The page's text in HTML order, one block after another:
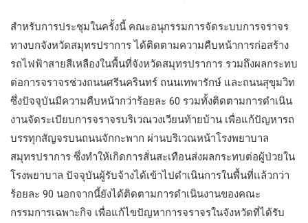
สำหรับการประชุมในครั้งนี้ คณะอนุกรรมการจัดระบบการจราจร
ทางบกจังหวัดสมุทรปราการ ได้ติดตามความคืบหน้าการก่อสร้าง
รถไฟฟ้าสายสีเหลืองในพื้นที่จังหวัดสมุทรปราการ รวมถึงผลกระทบ
ต่อการจราจรช่วงถนนศรีนครินทร์ ถนนเทพารักษ์ และถนนสุขุมวิท
ซึ่งปัจจุบันมีความคืบหน้ากว่าร้อยละ 60 รวมทั้งติดตามการดำเนิน
งานจัดระเบียบการจราจรบริเวณวงเวียนท้ายบ้าน เพื่อแก้ปัญหารถ
บรรทุกสัญจรบนถนนจักกะพาก ผ่านบริเวณหน้าโรงพยาบาล
สมุทรปราการ ซึ่งทำให้เกิดการสั่นสะเทือนส่งผลกระทบต่อผู้ป่วยใน
โรงพยาบาล ปัจจุบันผู้รับจ้างได้เข้าไปดำเนินการในพื้นที่แล้วกว่า
ร้อยละ 90 นอกจากนี้ยังได้ติดตามการดำเนินงานของคณะ
กรรมการเฉพาะกิจ เพื่อแก้ไขปัญหาการจราจรในจังหวัดที่ได้รับ